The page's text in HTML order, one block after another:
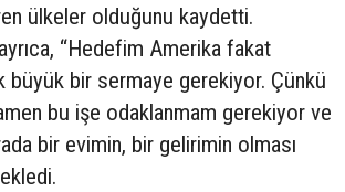
ülkeler olduğunu kaydetti.
“Hedefim Amerika fakat
büyük bir sermaye gerekiyor. Çünkü
bu işe odaklanmam gerekiyor ve
bir evimin, bir gelirimin olması